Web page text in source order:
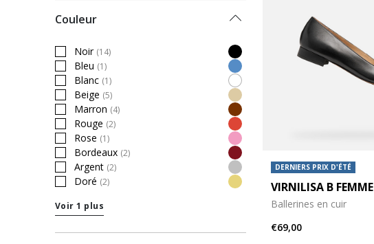
Couleur
Noir (14)
Refine by Couleur: Noir
Bleu (1)
Refine by Couleur: Bleu
Blanc (1)
Refine by Couleur: Blanc
Beige (5)
Refine by Couleur: Beige
Marron (4)
Refine by Couleur: Marron
Rouge (2)
Refine by Couleur: Rouge
Rose (1)
Refine by Couleur: Rose
Bordeaux (2)
Refine by Couleur: Bordeaux
Argent (2)
Refine by Couleur: Argent
Doré (2)
Refine by Couleur: Doré
Voir 1 plus
DERNIERS PRIX D'ÉTÉ
VIRNILISA B FEMME
Ballerines en cuir
€69,00